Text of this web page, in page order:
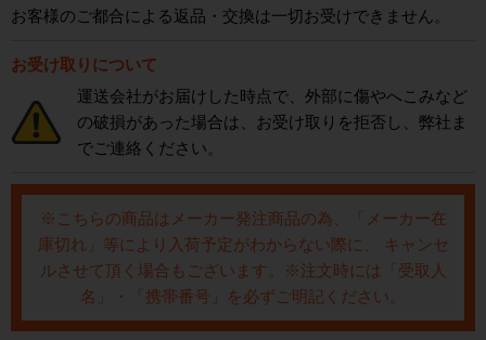
お客様のご都合による返品・交換は一切お受けできません。
お受け取りについて
運送会社がお届けした時点で、外部に傷やへこみなど
の破損があった場合は、お受け取りを拒否し、弊社ま
でご連絡ください。
※こちらの商品はメーカー発注商品の為、「メーカー在
庫切れ」等により入荷予定がわからない際に、 キャンセ
ルさせて頂く場合もございます。※注文時には「受取人
名」・「携帯番号」を必ずご明記ください。